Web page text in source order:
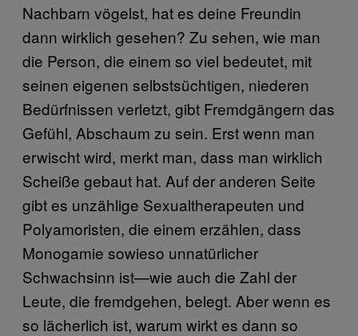
Nachbarn vögelst, hat es deine Freundin
dann wirklich gesehen? Zu sehen, wie man
die Person, die einem so viel bedeutet, mit
seinen eigenen selbstsüchtigen, niederen
Bedürfnissen verletzt, gibt Fremdgängern das
Gefühl, Abschaum zu sein. Erst wenn man
erwischt wird, merkt man, dass man wirklich
Scheiße gebaut hat. Auf der anderen Seite
gibt es unzählige Sexualtherapeuten und
Polyamoristen, die einem erzählen, dass
Monogamie sowieso unnatürlicher
Schwachsinn ist—wie auch die Zahl der
Leute, die fremdgehen, belegt. Aber wenn es
so lächerlich ist, warum wirkt es dann so